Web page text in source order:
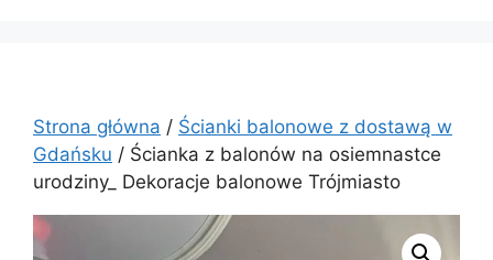
Strona główna / Ścianki balonowe z dostawą w
Gdańsku / Ścianka z balonów na osiemnastce
urodziny_ Dekoracje balonowe Trójmiasto